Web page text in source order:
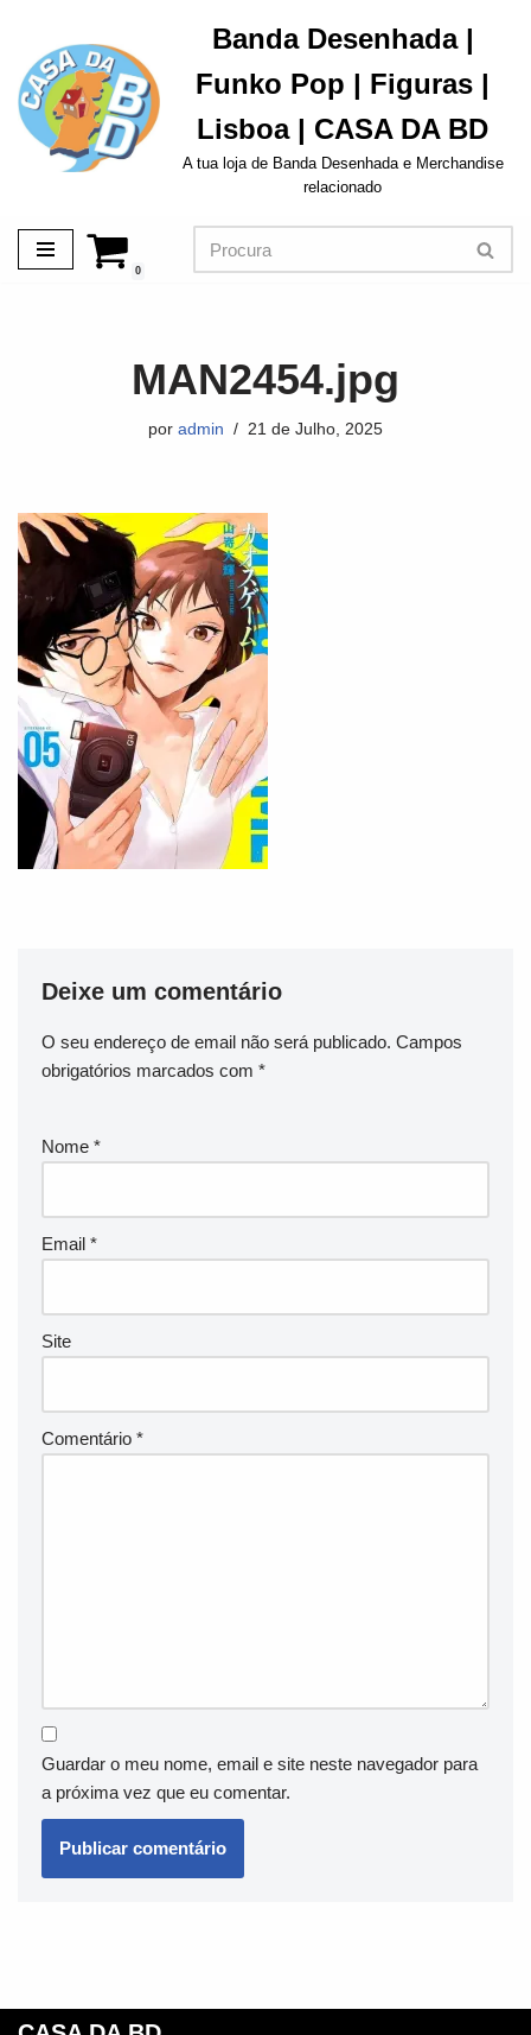
Avançar
para
o
conteúdo
Banda Desenhada |
Funko Pop | Figuras |
Lisboa | CASA DA BD
A tua loja de Banda Desenhada e Merchandise
relacionado
0
MAN2454.jpg
por admin 21 de Julho, 2025
Deixe um comentário
O seu endereço de email não será publicado. Campos
obrigatórios marcados com *
Nome *
Email *
Site
Comentário *
Guardar o meu nome, email e site neste navegador para
a próxima vez que eu comentar.